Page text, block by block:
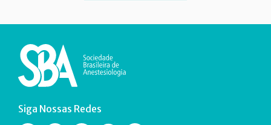
Siga Nossas Redes